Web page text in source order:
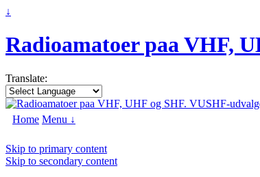
↓
Radioamatoer paa VHF,
Translate:
Home Menu ↓
Skip to primary content
Skip to secondary content